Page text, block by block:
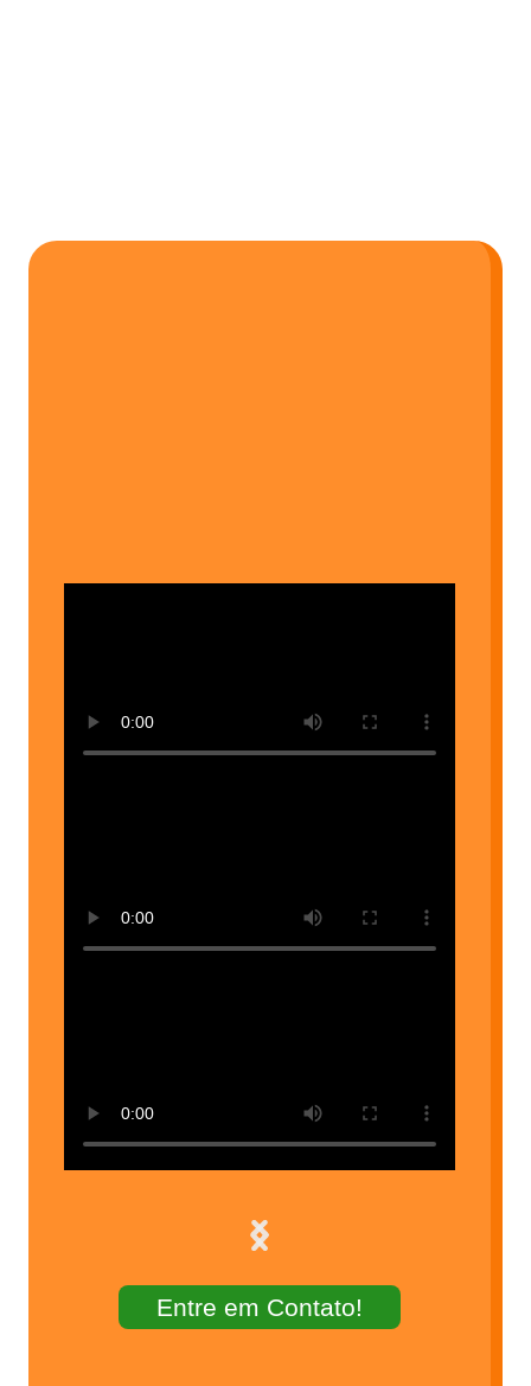
Entre em Contato!